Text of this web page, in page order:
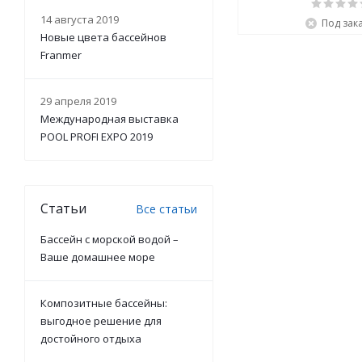
Под
14 августа 2019
Новые цвета бассейнов
Franmer
29 апреля 2019
Международная выставка
POOL PROFI EXPO 2019
Статьи Все статьи
Бассейн с морской водой –
Ваше домашнее море
Композитные бассейны:
выгодное решение для
достойного отдыха